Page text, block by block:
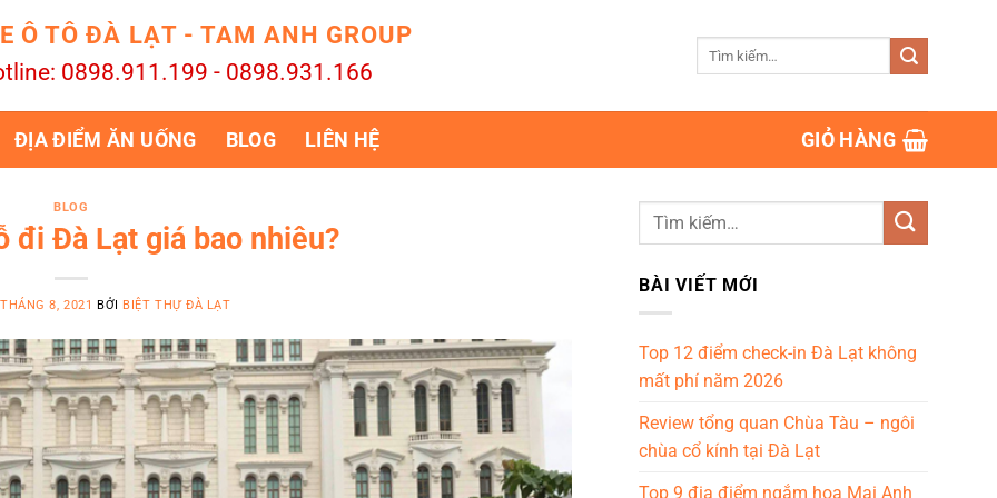
Ô TÔ ĐÀ LẠT - TAM ANH GROUP
0898.911.199 - 0898.931.166
ĐỊA ĐIỂM ĂN UỐNG BLOG LIÊN HỆ GIỎ HÀNG
BLOG
đi Đà Lạt giá bao nhiêu?
8, 2021 BỞI BIỆT THỰ ĐÀ LẠT
BÀI VIẾT MỚI
Top 12 điểm check-in Đà Lạt không
mất phí năm 2026
Review tổng quan Chùa Tàu – ngôi
chùa cổ kính tại Đà Lạt
Top 9 địa điểm ngắm hoa Mai Anh